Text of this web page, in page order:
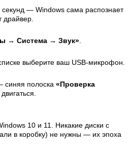
секунд — Windows сама распознает
драйвер.
→ Система → Звук».
выберите ваш USB-микрофон.
синяя полоска «Проверка
10 и 11. Никакие диски с
в коробку) не нужны — их эпоха